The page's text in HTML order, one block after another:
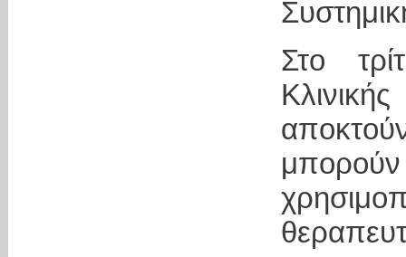
Στο